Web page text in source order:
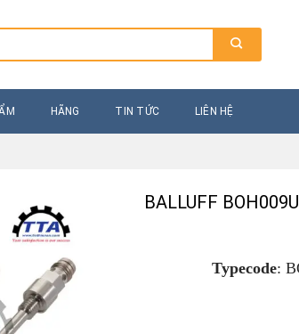
HÃNG TIN TỨC LIÊN HỆ
BALLUFF
Typecode: